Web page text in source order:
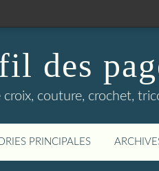
des
croix, couture, crochet,
PRINCIPALES